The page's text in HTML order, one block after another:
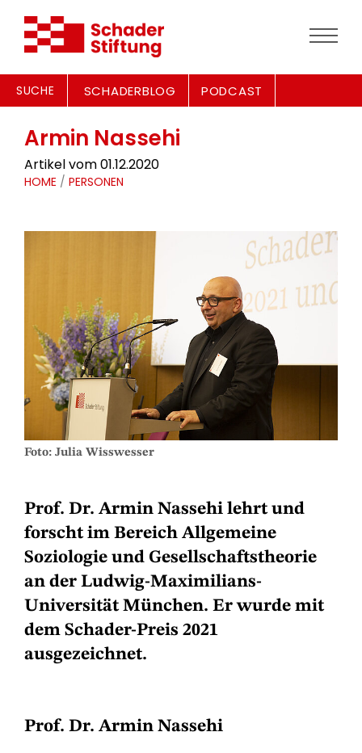
SUCHE SCHADERBLOG PODCAST
Armin Nassehi
Artikel vom 01.12.2020
HOME / PERSONEN
Foto: Julia Wisswesser
Prof. Dr. Armin Nassehi lehrt und
forscht im Bereich Allgemeine
Soziologie und Gesellschaftstheorie
an der Ludwig-Maximilians-
Universität München. Er wurde mit
dem Schader-Preis 2021
ausgezeichnet.
Prof. Dr. Armin Nassehi